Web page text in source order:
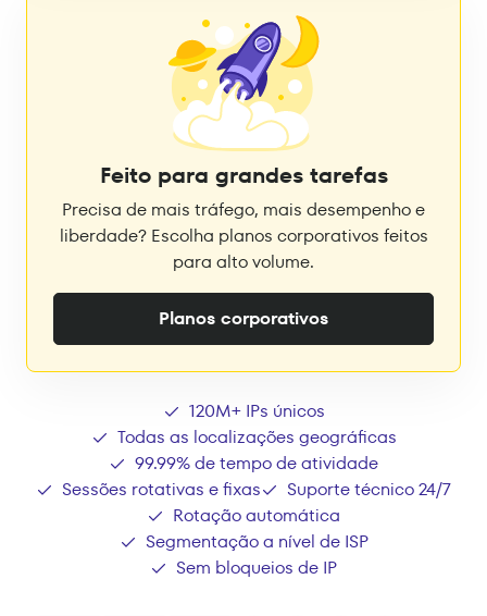
Feito para grandes tarefas
Precisa de mais tráfego, mais desempenho e
liberdade? Escolha planos corporativos feitos
para alto volume.
Planos corporativos
120M+ IPs únicos
Todas as localizações geográficas
99.99% de tempo de atividade
Sessões rotativas e fixas
Suporte técnico 24/7
Rotação automática
Segmentação a nível de ISP
Sem bloqueios de IP